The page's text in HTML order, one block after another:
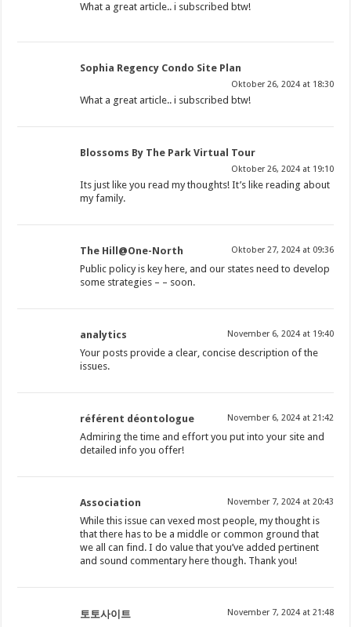
What a great article.. i subscribed btw!
Sophia Regency Condo Site Plan
Oktober 26, 2024 at 18:30
What a great article.. i subscribed btw!
Blossoms By The Park Virtual Tour
Oktober 26, 2024 at 19:10
Its just like you read my thoughts! It’s like reading about
my family.
The Hill@One-North Oktober 27, 2024 at 09:36
Public policy is key here, and our states need to develop
some strategies – – soon.
analytics November 6, 2024 at 19:40
Your posts provide a clear, concise description of the
issues.
référent déontologue November 6, 2024 at 21:42
Admiring the time and effort you put into your site and
detailed info you offer!
Association November 7, 2024 at 20:43
While this issue can vexed most people, my thought is
that there has to be a middle or common ground that
we all can find. I do value that you’ve added pertinent
and sound commentary here though. Thank you!
토토사이트 November 7, 2024 at 21:48